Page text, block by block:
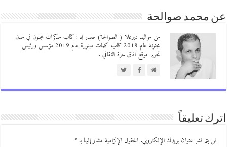
محمد صوالحة
من مواليد ديرعلا ( الصوالحة) صدر له : كتاب مذكرات مجنون في مدن
مجنونة عام 2018 كتاب كلمات مبتورة عام 2019 مؤسس ورئيس
تحرير موقع آفاق حرة الثقافي .
تعليقاً
يتم نشر عنوان بريدك الإلكتروني.الحقول الإلزامية مشار إليها بـ*